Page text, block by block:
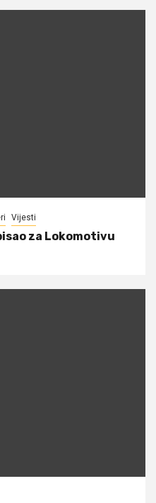
Vijesti
za Lokomotivu